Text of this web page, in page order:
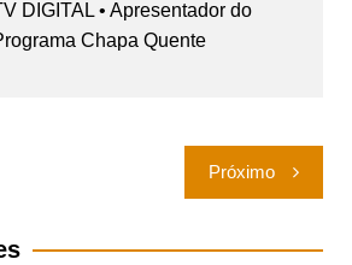
DIGITAL • Apresentador do
Chapa Quente
Próximo